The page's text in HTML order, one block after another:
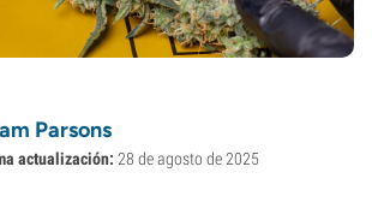
Parsons
actualización: 28 de agosto de 2025